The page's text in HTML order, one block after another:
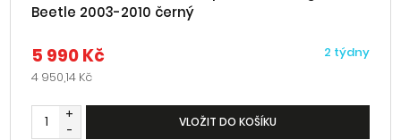
Beetle 2003-2010 černý
5 990 Kč
4 950,14 Kč
2 týdny
+
-
VLOŽIT DO KOŠÍKU